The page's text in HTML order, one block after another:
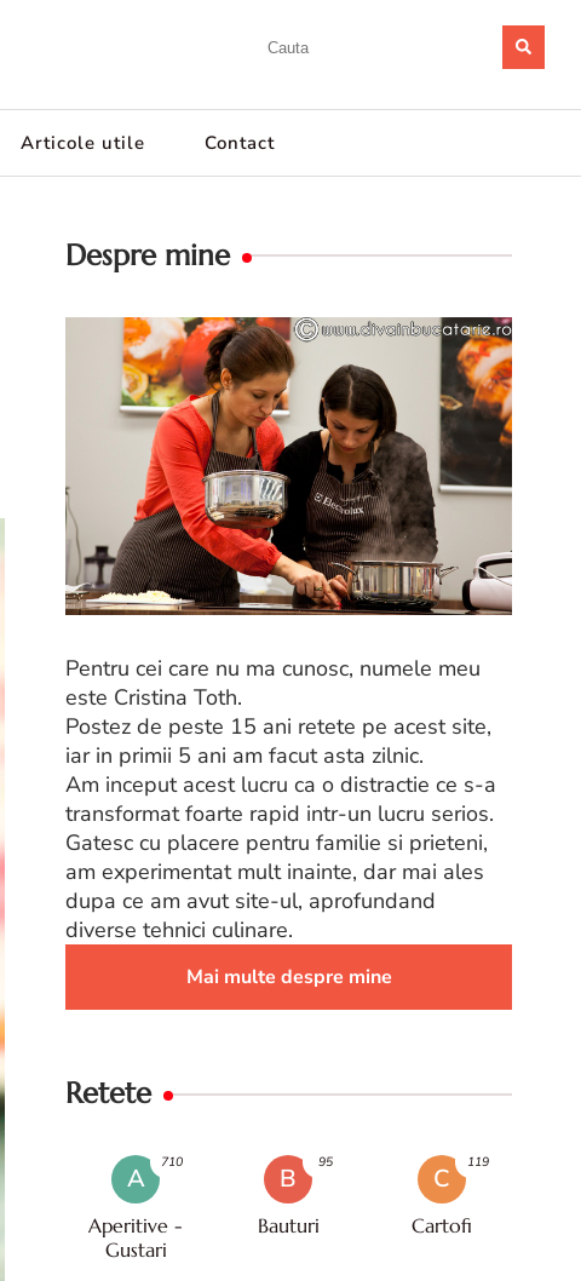
Articole utile Contact
Despre mine
Pentru cei care nu ma cunosc, numele meu
este Cristina Toth.
Postez de peste 15 ani retete pe acest site,
iar in primii 5 ani am facut asta zilnic.
Am inceput acest lucru ca o distractie ce s-a
transformat foarte rapid intr-un lucru serios.
Gatesc cu placere pentru familie si prieteni,
am experimentat mult inainte, dar mai ales
dupa ce am avut site-ul, aprofundand
diverse tehnici culinare.
Mai multe despre mine
Retete
A
Aperitive -
Gustari
710
B
Bauturi
95
C
Cartofi
119